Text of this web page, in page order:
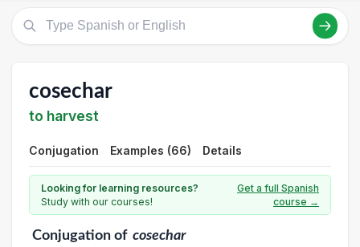
cosechar
to harvest
Conjugation Examples (66) Details
Looking for learning resources?
Study with our courses!
Get a full Spanish
course →
Conjugationof cosechar